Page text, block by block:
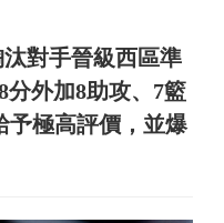
對手晉級西區準
分外加8助攻、7籃
予極高評價，並爆